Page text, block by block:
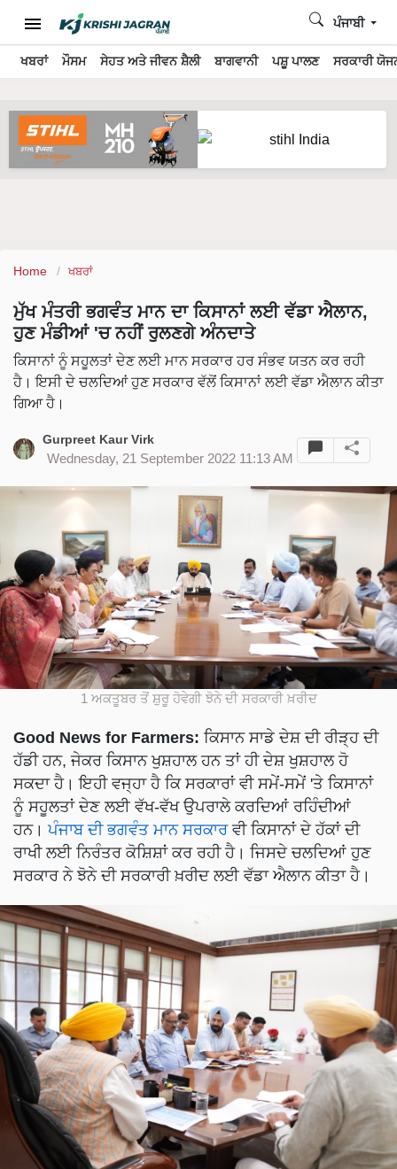
ਖਬਰਾਂ ਮੌਸਮ ਸੇਹਤ ਅਤੇ ਜੀਵਨ ਸ਼ੈਲੀ ਬਾਗਵਾਨੀ ਪਸ਼ੂ ਪਾਲਣ ਸਰਕਾਰੀ
ਪੰਜਾਬੀ
Home ਖਬਰਾਂ
ਮੁੱਖ ਮੰਤਰੀ ਭਗਵੰਤ ਮਾਨ ਦਾ ਕਿਸਾਨਾਂ ਲਈ ਵੱਡਾ ਐਲਾਨ,
ਹੁਣ ਮੰਡੀਆਂ 'ਚ ਨਹੀਂ ਰੁਲਣਗੇ ਅੰਨਦਾਤੇ
ਕਿਸਾਨਾਂ ਨੂੰ ਸਹੂਲਤਾਂ ਦੇਣ ਲਈ ਮਾਨ ਸਰਕਾਰ ਹਰ ਸੰਭਵ ਯਤਨ ਕਰ ਰਹੀ
ਹੈ। ਇਸੀ ਦੇ ਚਲਦਿਆਂ ਹੁਣ ਸਰਕਾਰ ਵੱਲੋਂ ਕਿਸਾਨਾਂ ਲਈ ਵੱਡਾ ਐਲਾਨ ਕੀਤਾ
ਗਿਆ ਹੈ।
Gurpreet Kaur Virk
Wednesday, 21 September 2022 11:13 AM
1 ਅਕਤੂਬਰ ਤੋਂ ਸ਼ੁਰੂ ਹੋਵੇਗੀ ਝੋਨੇ ਦੀ ਸਰਕਾਰੀ ਖ਼ਰੀਦ
Good News for Farmers: ਕਿਸਾਨ ਸਾਡੇ ਦੇਸ਼ ਦੀ ਰੀੜ੍ਹ ਦੀ
ਹੱਡੀ ਹਨ, ਜੇਕਰ ਕਿਸਾਨ ਖੁਸ਼ਹਾਲ ਹਨ ਤਾਂ ਹੀ ਦੇਸ਼ ਖੁਸ਼ਹਾਲ ਹੋ
ਸਕਦਾ ਹੈ। ਇਹੀ ਵਜ੍ਹਾ ਹੈ ਕਿ ਸਰਕਾਰਾਂ ਵੀ ਸਮੇਂ-ਸਮੇਂ 'ਤੇ ਕਿਸਾਨਾਂ
ਨੂੰ ਸਹੂਲਤਾਂ ਦੇਣ ਲਈ ਵੱਖ-ਵੱਖ ਉਪਰਾਲੇ ਕਰਦਿਆਂ ਰਹਿੰਦੀਆਂ
ਹਨ।ਪੰਜਾਬ ਦੀ ਭਗਵੰਤ ਮਾਨ ਸਰਕਾਰਵੀ ਕਿਸਾਨਾਂ ਦੇ ਹੱਕਾਂ ਦੀ
ਰਾਖੀ ਲਈ ਨਿਰੰਤਰ ਕੋਸ਼ਿਸ਼ਾਂ ਕਰ ਰਹੀ ਹੈ। ਜਿਸਦੇ ਚਲਦਿਆਂ ਹੁਣ
ਸਰਕਾਰ ਨੇ ਝੋਨੇ ਦੀ ਸਰਕਾਰੀ ਖ਼ਰੀਦ ਲਈ ਵੱਡਾ ਐਲਾਨ ਕੀਤਾ ਹੈ।